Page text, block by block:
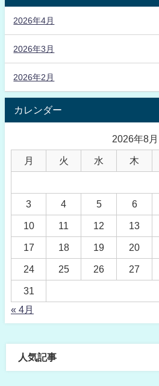
2026年4月
2026年3月
2026年2月
カレンダー
2026年8月
月 火 水 木
3 4 5 6
10 11 12 13
17 18 19 20
24 25 26 27
31
« 4月
人気記事